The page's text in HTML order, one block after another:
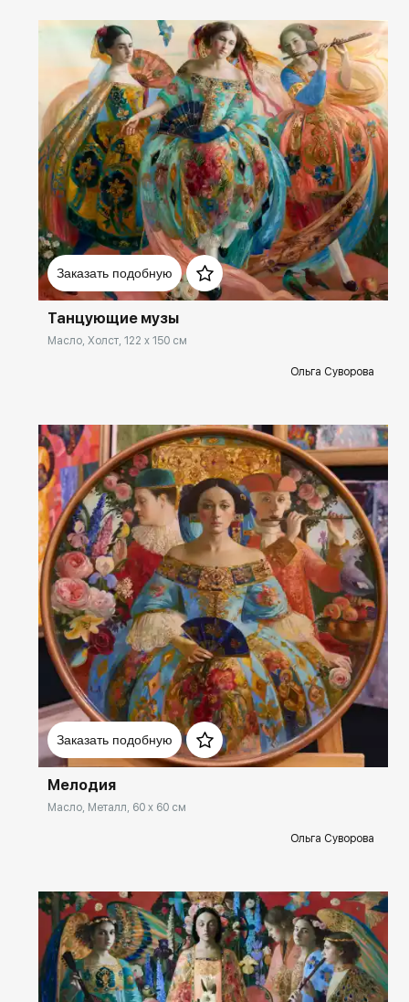
Заказать подобную
Домен: spb.rakovgallery.ru
Танцующие музы
Масло, Холст, 122 x 150 см
Ольга Суворова
Заказать подобную
Домен: spb.rakovgallery.ru
Мелодия
Масло, Металл, 60 x 60 см
Ольга Суворова